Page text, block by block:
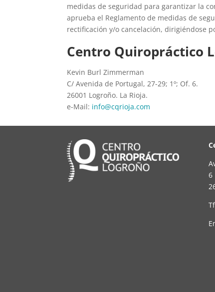
medidas de seguridad para garantizar la
aprueba el Reglamento de medidas de
rectificación y/o cancelación, dirigiéndose
Centro Quiropráctico
Kevin Burl Zimmerman
C/ Avenida de Portugal, 27-29; 1º; Of. 6.
26001 Logroño. La Rioja.
e-Mail: info@cqrioja.com
6